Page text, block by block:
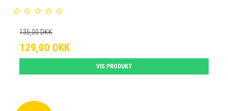
135,00 DKK
129,00 DKK
VIS PRODUKT